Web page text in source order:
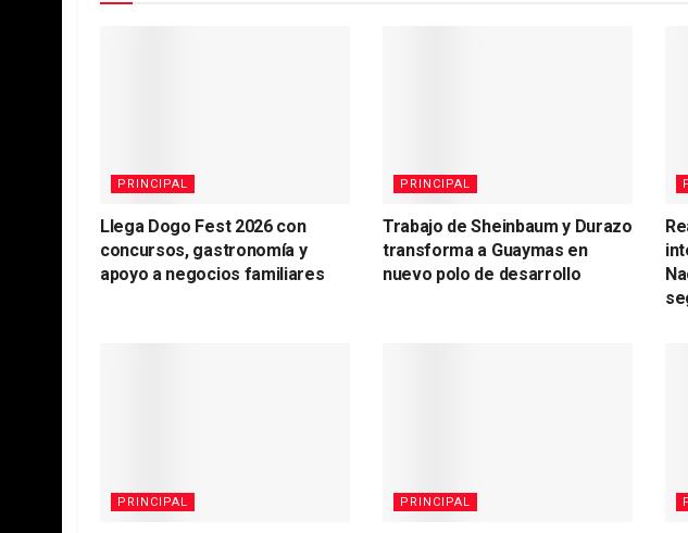
PRINCIPAL
Llega Dogo Fest 2026 con
concursos, gastronomía y
apoyo a negocios familiares
PRINCIPAL
Trabajo de Sheinbaum y Durazo
transforma a Guaymas en
nuevo polo de desarrollo
PRINCIPAL PRINCIPAL